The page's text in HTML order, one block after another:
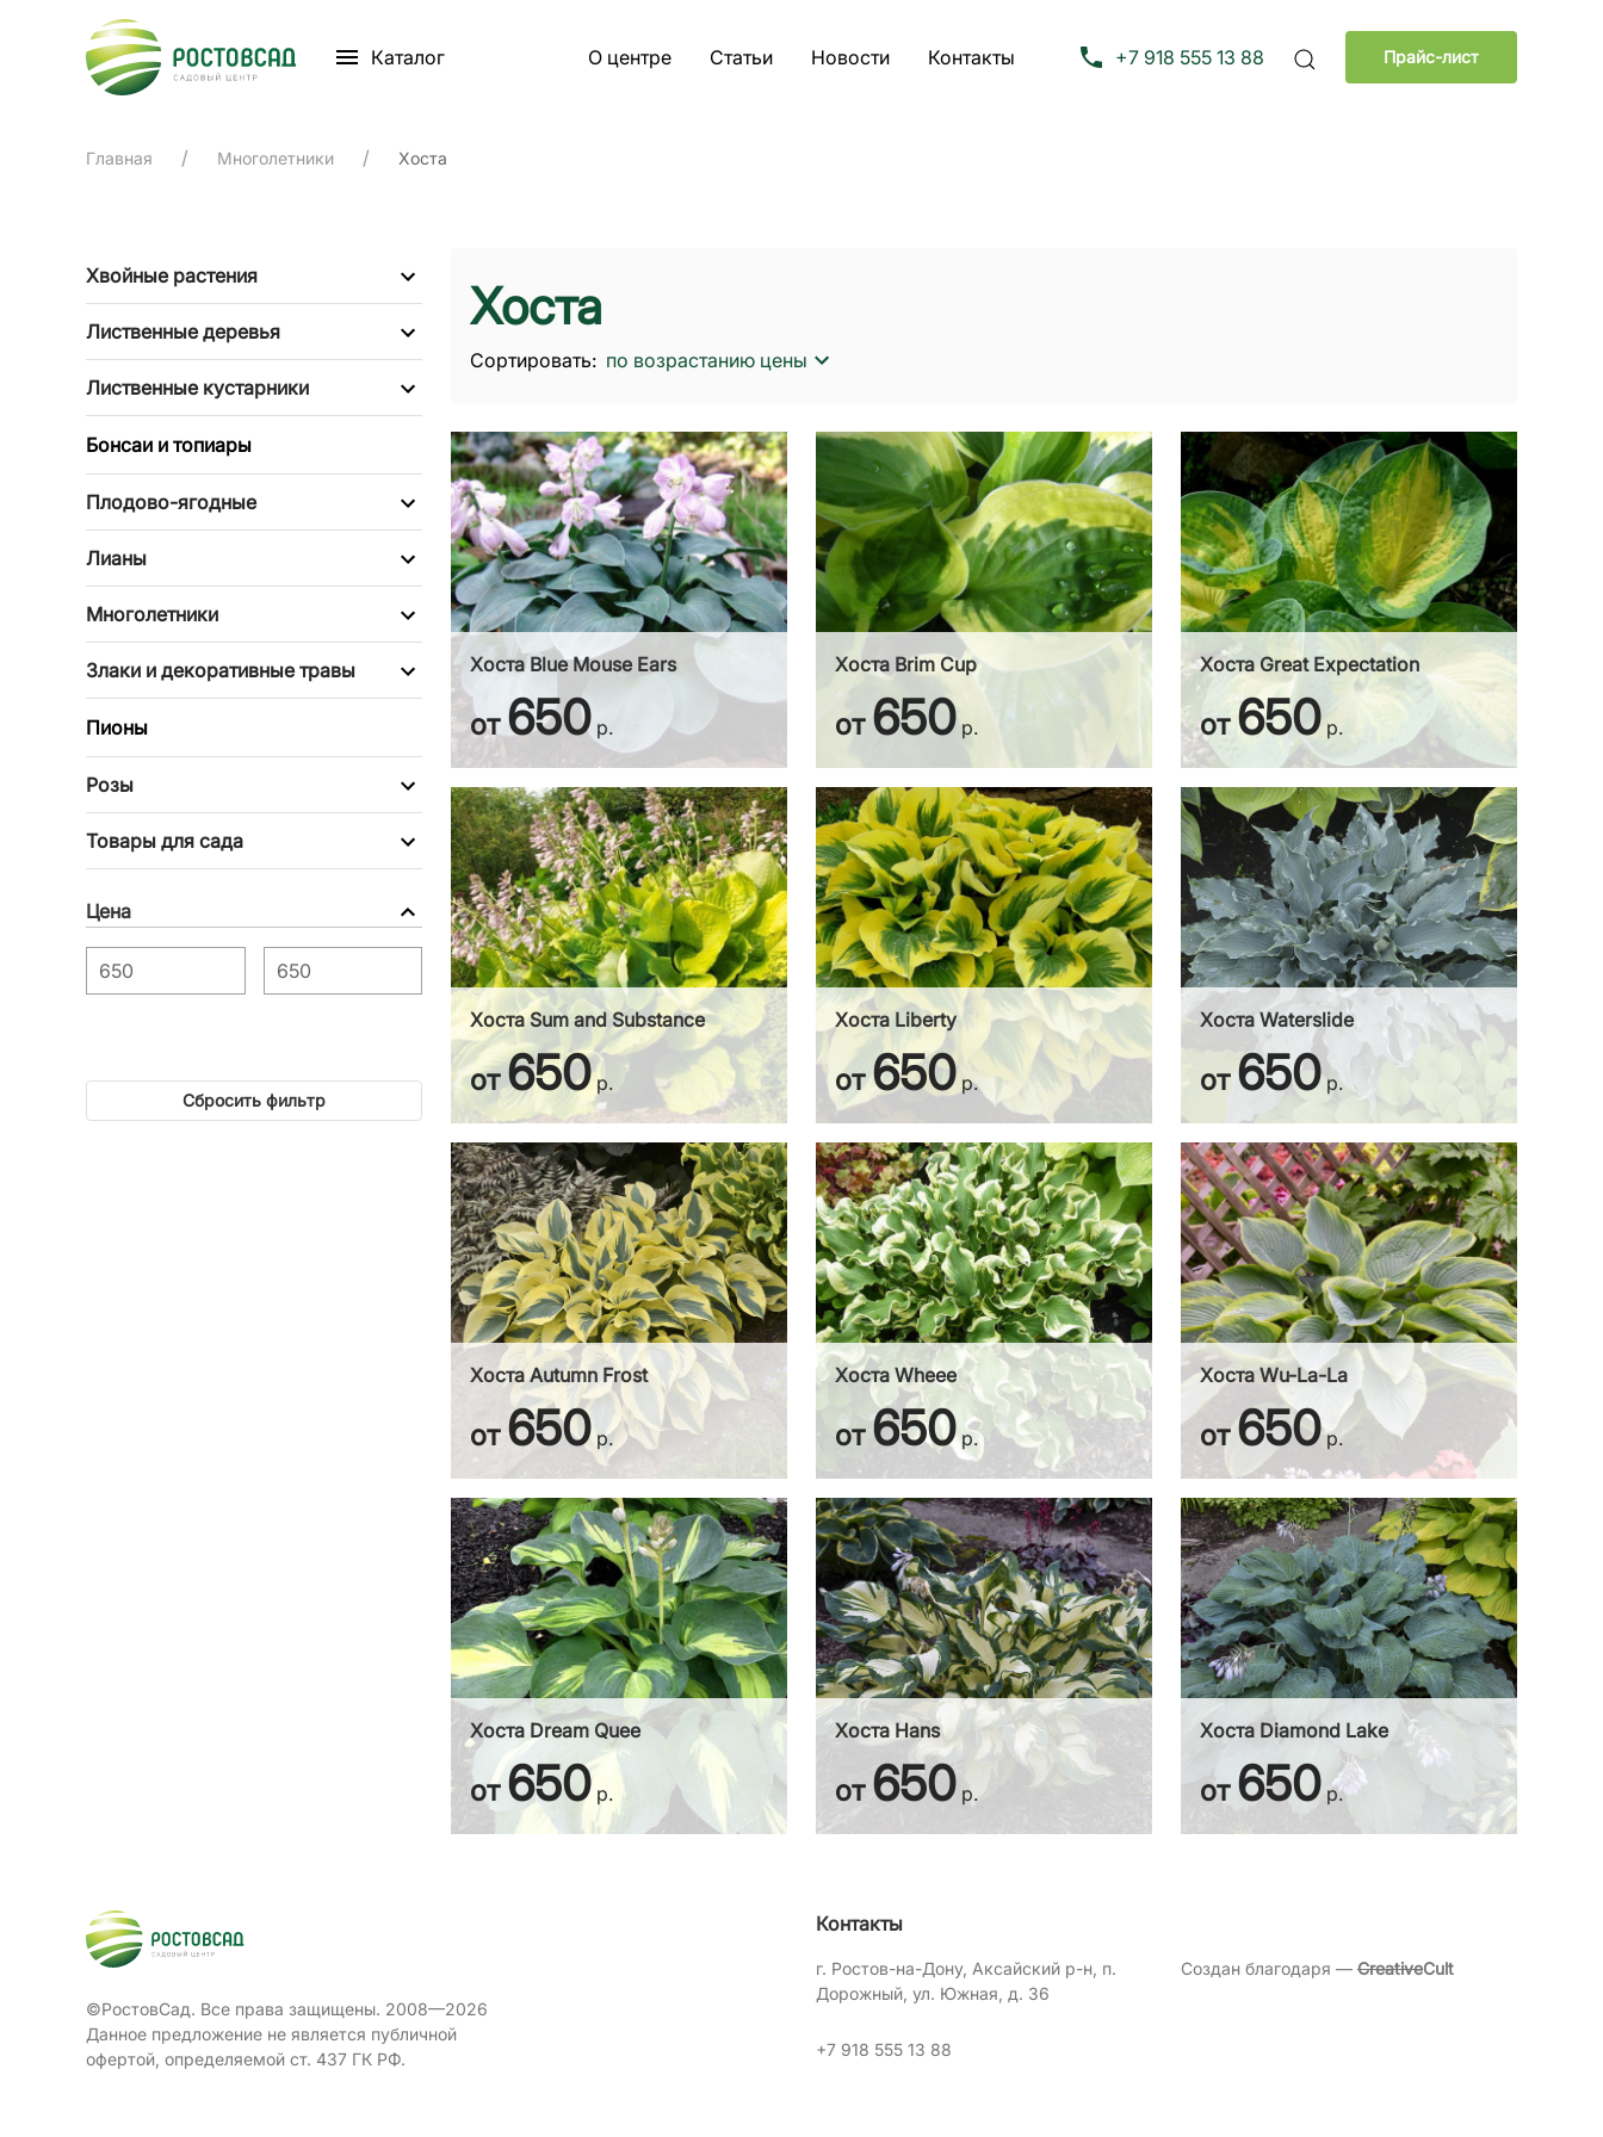
Каталог О центре Статьи Новости Контакты +7 918 555 13 88 Прайс-лист
Главная Многолетники Хоста
Хвойные растения
Лиственные деревья
Лиственные кустарники
Бонсаи и топиары
Плодово-ягодные
Лианы
Многолетники
Злаки и декоративные травы
Пионы
Розы
Товары для сада
Цена
Сбросить фильтр
Хоста
Сортировать: по возрастанию цены
Хоста Blue Mouse Ears
от 650 р.
Хоста Brim Cup
от 650 р.
Хоста Great Expectation
от650 р.
Хоста Sum and Substance
от650 р.
Хоста Liberty
от650 р.
Хоста Waterslide
от650 р.
Хоста Autumn Frost
от 650 р.
Хоста Wheee
от650 р.
Хоста Wu-La-La
от650 р.
Хоста Dream Quee
от650 р.
Хоста Hans
от 650 р.
Хоста Diamond Lake
от 650 р.
©РостовСад. Все права защищены. 2008—2026
Данное предложение не является публичной
офертой, определяемой ст. 437 ГК РФ.
Контакты
г. Ростов-на-Дону, Аксайский р-н, п.
Дорожный, ул. Южная, д. 36
+7 918 555 13 88
Создан благодаря — CreativeCult